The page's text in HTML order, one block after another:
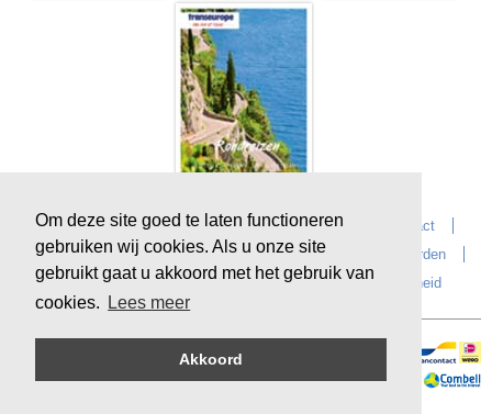
Om deze site goed te laten functioneren
gebruiken wij cookies. Als u onze site
gebruikt gaat u akkoord met het gebruik van
cookies.
Lees meer
Akkoord
Home Over Transeurope Vacatures
Contact
Vragen?
Reiskantoren Extras
Reisvoorwaarden
Reisverzekeringen
privacyverklaring Duurzaamheid
Veilig online betalen